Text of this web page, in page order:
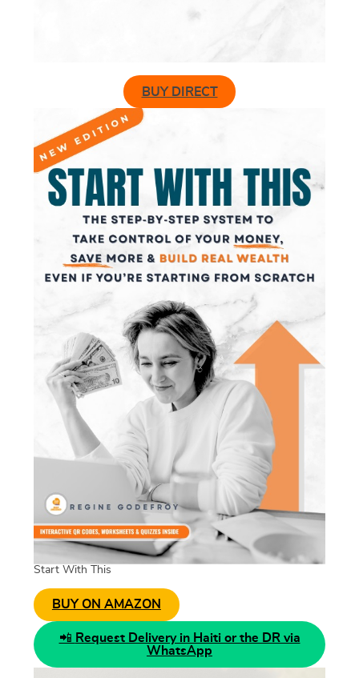
BUY DIRECT
Start With This
BUY ON AMAZON
📲 Request Delivery in Haiti or the DR via
WhatsApp